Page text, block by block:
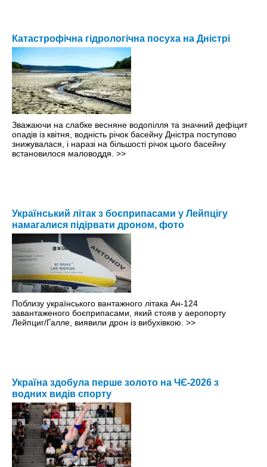
Катастрофічна гідрологічна посуха на Дністрі
Зважаючи на слабке весняне водопілля та значний дефіцит
опадів із квітня, водність річок басейну Дністра поступово
знижувалася, і наразі на більшості річок цього басейну
встановилося маловоддя. >>
Український літак з боєприпасами у Лейпцігу
намагалися підірвати дроном, фото
Поблизу українського вантажного літака Ан-124
завантаженого боєприпасами, який стояв у аеропорту
Лейпциг/Галле, виявили дрон із вибухівкою. >>
Україна здобула перше золото на ЧЄ-2026 з
водних видів спорту